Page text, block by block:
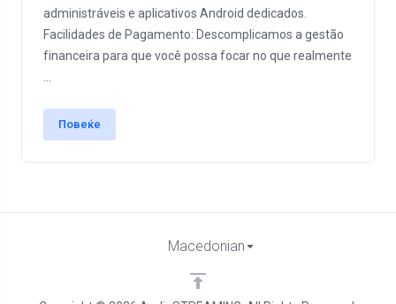
administráveis e aplicativos Android dedicados.
Facilidades de Pagamento: Descomplicamos a gestão
financeira para que você possa focar no que realmente
Повеќе
Macedonian